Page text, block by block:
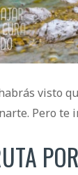
visto
Pero te